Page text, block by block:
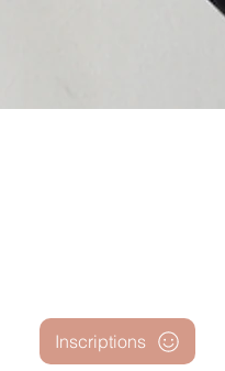
Inscriptions